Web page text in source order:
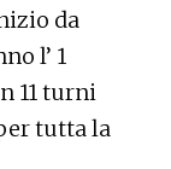
da
l’ 1
11 turni
tutta la